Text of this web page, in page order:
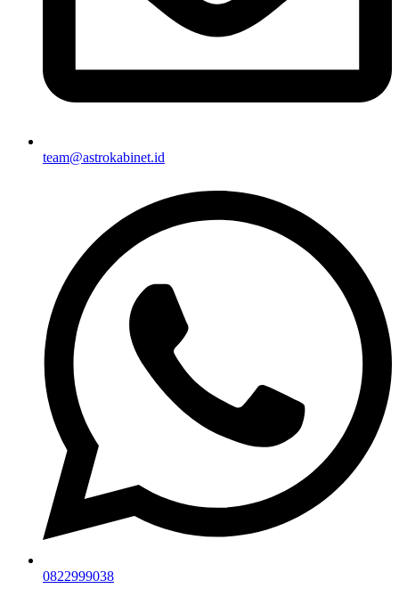
team@astrokabinet.id
0822999038